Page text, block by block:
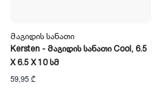
Მაგიდის Სანათი
Kersten - Მაგიდის Სანათი Cool, 6.5
X 6.5 X 10 Სმ
59,95 ₾